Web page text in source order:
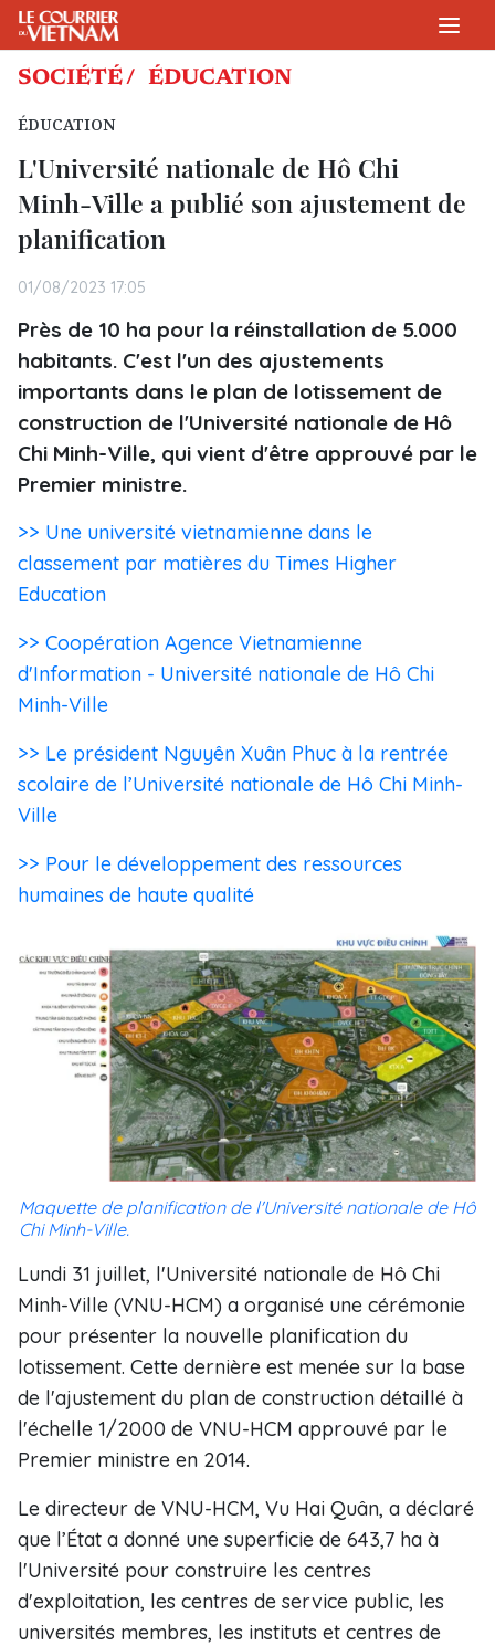
SOCIÉTÉ / ÉDUCATION
ÉDUCATION
L'Université nationale de Hô Chi
Minh-Ville a publié son ajustement de
planification
01/08/2023 17:05
Près de 10 ha pour la réinstallation de 5.000
habitants. C'est l'un des ajustements
importants dans le plan de lotissement de
construction de l'Université nationale de Hô
Chi Minh-Ville, qui vient d'être approuvé par le
Premier ministre.
>> Une université vietnamienne dans le
classement par matières du Times Higher
Education
>> Coopération Agence Vietnamienne
d'Information - Université nationale de Hô Chi
Minh-Ville
>> Le président Nguyên Xuân Phuc à la rentrée
scolaire de l’Université nationale de Hô Chi Minh-
Ville
>> Pour le développement des ressources
humaines de haute qualité
Maquette de planification de l'Université nationale de Hô
Chi Minh-Ville.
Lundi 31 juillet, l'Université nationale de Hô Chi
Minh-Ville (VNU-HCM) a organisé une cérémonie
pour présenter la nouvelle planification du
lotissement. Cette dernière est menée sur la base
de l'ajustement du plan de construction détaillé à
l'échelle 1/2000 de VNU-HCM approuvé par le
Premier ministre en 2014.
Le directeur de VNU-HCM, Vu Hai Quân, a déclaré
que l’État a donné une superficie de 643,7 ha à
l'Université pour construire les centres
d'exploitation, les centres de service public, les
universités membres, les instituts et centres de